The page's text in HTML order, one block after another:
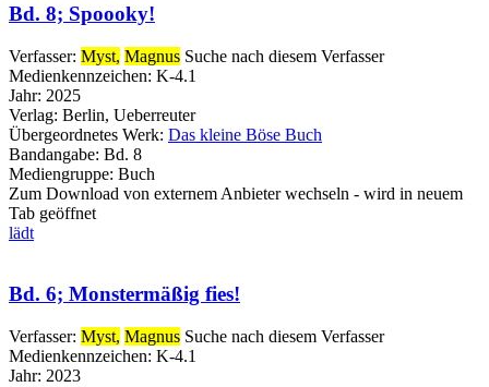
Bd. 8; Spoooky!
Verfasser: Myst, Magnus Suche nach diesem Verfasser
Medienkennzeichen: K-4.1
Jahr: 2025
Verlag: Berlin, Ueberreuter
Übergeordnetes Werk: Das kleine Böse Buch
Bandangabe: Bd. 8
Mediengruppe: Buch
Zum Download von externem Anbieter wechseln - wird in neuem
Tab geöffnet
lädt
Bd. 6; Monstermäßig fies!
Verfasser: Myst, Magnus Suche nach diesem Verfasser
Medienkennzeichen: K-4.1
Jahr: 2023